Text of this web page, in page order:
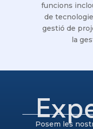
funcions
de
gestió de
la
Posem les